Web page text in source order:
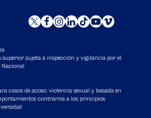
sujeta a inspección y vigilancia por el
Nacional
casos de acoso, violencia sexual y basada en
contrarios a los principios